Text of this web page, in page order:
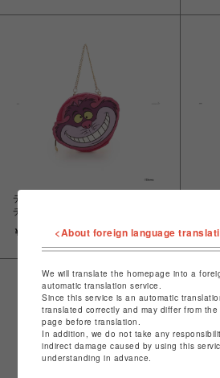
ディズニーコレクション ポーチ
チャーム
￥11,000
￥
<About foreign language
We will translate the homepage into a
automatic translation service.
Since this service is an automatic
translated correctly and may differ from
page before translation.
In addition, we do not take any
indirect damage caused by using this
understanding in advance.